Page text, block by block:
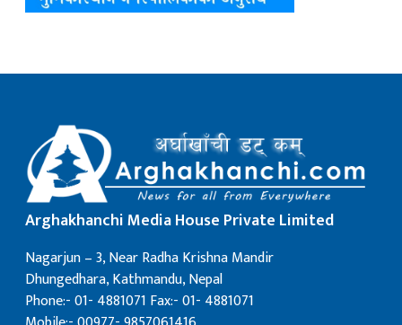
Arghakhanchi Media House Private Limited
Nagarjun – 3, Near Radha Krishna Mandir
Dhungedhara, Kathmandu, Nepal
Phone:- 01- 4881071 Fax:- 01- 4881071